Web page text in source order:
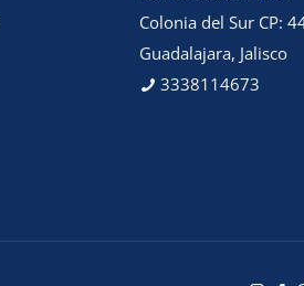
Colonia del Sur CP:
Guadalajara, Jalisco
3338114673